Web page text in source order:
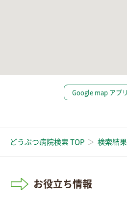
Google map アプ
どうぶつ病院検索 TOP 検索結
お役立ち情報